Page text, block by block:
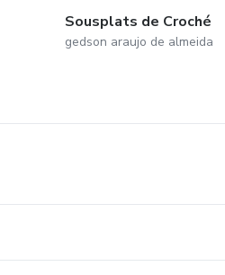
Sousplats de Croché
gedson araujo de almeida